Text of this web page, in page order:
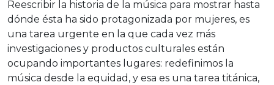
Reescribir la historia de la música para mostrar hasta
dónde ésta ha sido protagonizada por mujeres, es
una tarea urgente en la que cada vez más
investigaciones y productos culturales están
ocupando importantes lugares: redefinimos la
música desde la equidad, y esa es una tarea titánica,